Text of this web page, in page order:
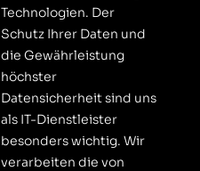
Technologien. Der
Schutz Ihrer Daten und
die Gewährleistung
höchster
Datensicherheit sind uns
als IT-Dienstleister
besonders wichtig. Wir
verarbeiten die von